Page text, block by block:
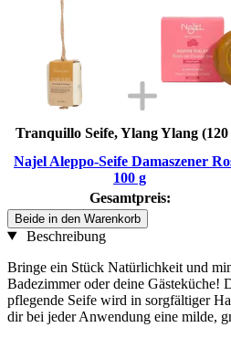
Tranquillo Seife, Ylang Ylang (120
Najel Aleppo-Seife Damaszener
100 g
Gesamtpreis:
Beide in den Warenkorb
Beschreibung
Bringe ein Stück Natürlichkeit und
Badezimmer oder deine Gästeküche!
pflegende Seife wird in sorgfältiger
dir bei jeder Anwendung eine milde,